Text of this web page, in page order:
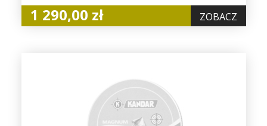
1 290,00 zł ZOBACZ